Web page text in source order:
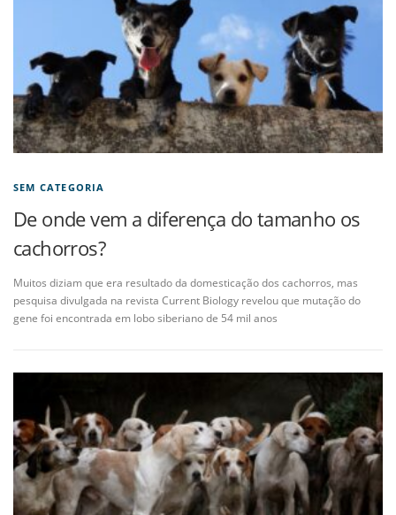
SEM CATEGORIA
De onde vem a diferença do tamanho os
cachorros?
Muitos diziam que era resultado da domesticação dos cachorros, mas
pesquisa divulgada na revista Current Biology revelou que mutação do
gene foi encontrada em lobo siberiano de 54 mil anos